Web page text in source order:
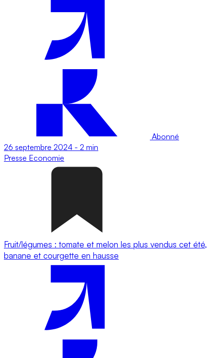
Abonné
26 septembre 2024 - 2 min
Presse Economie
Fruit/légumes : tomate et melon les plus vendus cet été,
banane et courgette en hausse